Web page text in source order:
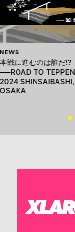
NEWS
本戦に進むのは誰だ!?
──ROAD TO TEPPEN
2024 SHINSAIBASHI,
OSAKA